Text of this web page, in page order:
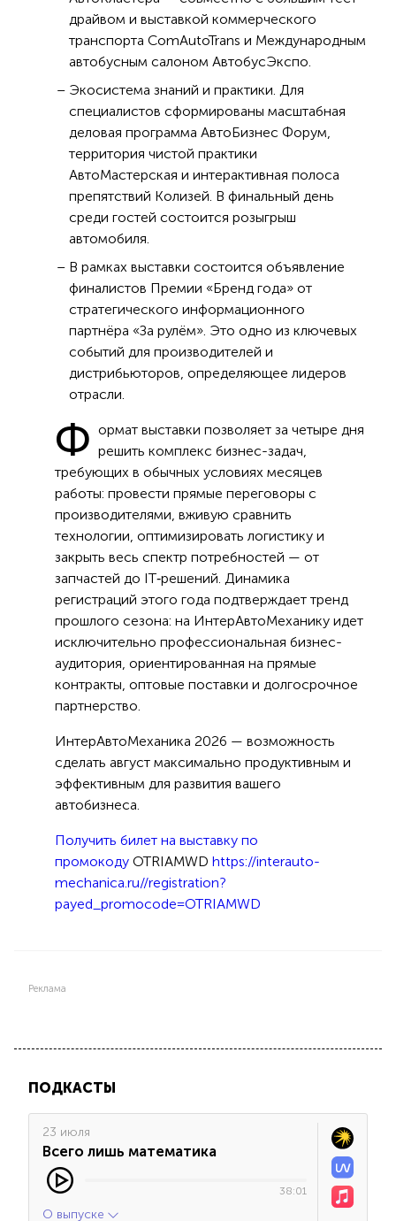
драйвом и выставкой коммерческого
транспорта ComAutoTrans и Международным
автобусным салоном АвтобусЭкспо.
Экосистема знаний и практики. Для
специалистов сформированы масштабная
деловая программа АвтоБизнес Форум,
территория чистой практики
АвтоМастерская и интерактивная полоса
препятствий Колизей. В финальный день
среди гостей состоится розыгрыш
автомобиля.
В рамках выставки состоится объявление
финалистов Премии «Бренд года» от
стратегического информационного
партнёра «За рулём». Это одно из ключевых
событий для производителей и
дистрибьюторов, определяющее лидеров
отрасли.
Ф ормат выставки позволяет за четыре дня
решить комплекс бизнес-задач,
требующих в обычных условиях месяцев
работы: провести прямые переговоры с
производителями, вживую сравнить
технологии, оптимизировать логистику и
закрыть весь спектр потребностей — от
запчастей до IT‑решений. Динамика
регистраций этого года подтверждает тренд
прошлого сезона: на ИнтерАвтоМеханику идет
исключительно профессиональная бизнес-
аудитория, ориентированная на прямые
контракты, оптовые поставки и долгосрочное
партнерство.
ИнтерАвтоМеханика 2026 — возможность
сделать август максимально продуктивным и
эффективным для развития вашего
автобизнеса.
Получить билет на выставку по
промокоду OTRIAMWD https://interauto-
mechanica.ru//registration?
payed_promocode=OTRIAMWD
Реклама
ПОДКАСТЫ
23 июля
Всего лишь математика
38:01
О выпуске